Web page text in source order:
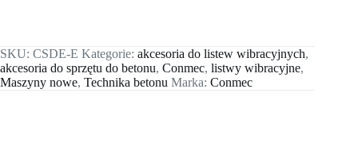
SKU: CSDE-E Kategorie: akcesoria do listew wibracyjnych,
akcesoria do sprzętu do betonu, Conmec, listwy wibracyjne,
Maszyny nowe, Technika betonu Marka: Conmec